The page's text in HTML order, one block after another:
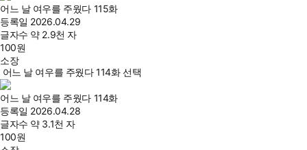
어느 날 여우를 주웠다 115화
등록일 2026.04.29
글자수 약 2.9천 자
100원
소장
어느 날 여우를 주웠다 114화 선택
어느 날 여우를 주웠다 114화
등록일 2026.04.28
글자수 약 3.1천 자
100원